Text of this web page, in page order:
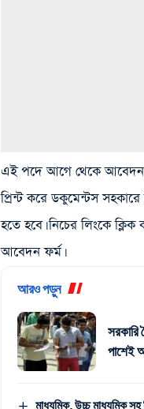
এই পদে আগে থেকে আবেদন
প্রিন্ট করে ডকুমেন্টস
হতে হবে। নিচের লিংকে
আবেদন ফর্ম।
আরও পড়ুন
সরকারি
পাশেই
মাধ্যমিক, উচ্চ মাধ্যমিক সহ